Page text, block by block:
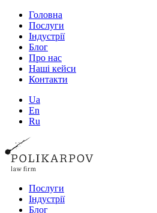
Головна
Послуги
Індустрії
Блог
Про нас
Наші кейси
Контакти
Ua
En
Ru
Послуги
Індустрії
Блог